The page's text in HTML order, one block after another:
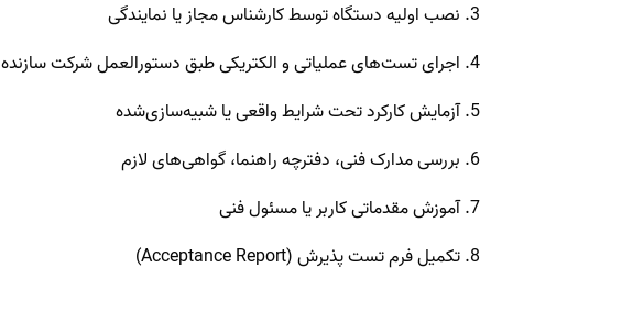
نصب اولیه دستگاه توسط کارشناس مجاز یا نمایندگی
اجرای تست‌های عملیاتی و الکتریکی طبق دستورالعمل شرکت سازنده
آزمایش کارکرد تحت شرایط واقعی یا شبیه‌سازی‌شده
بررسی مدارک فنی، دفترچه راهنما، گواهی‌های لازم
آموزش مقدماتی کاربر یا مسئول فنی
تکمیل فرم تست پذیرش (Acceptance Report)